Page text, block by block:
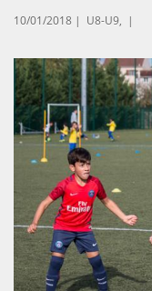
10/01/2018 | U8-U9, |